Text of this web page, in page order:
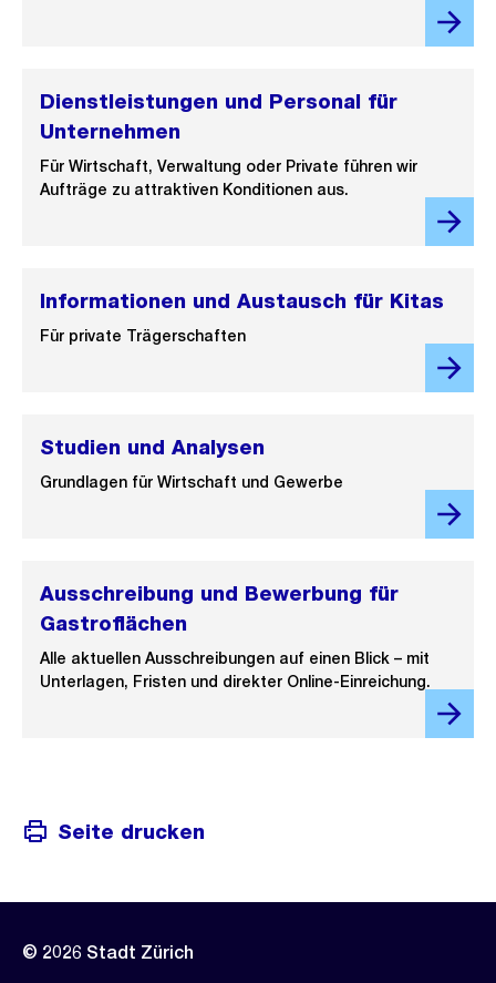
Dienstleistungen und Personal für
Unternehmen
Für Wirtschaft, Verwaltung oder Private führen wir
Aufträge zu attraktiven Konditionen aus.
Informationen und Austausch für Kitas
Für private Trägerschaften
Studien und Analysen
Grundlagen für Wirtschaft und Gewerbe
Ausschreibung und Bewerbung für
Gastroflächen
Alle aktuellen Ausschreibungen auf einen Blick – mit
Unterlagen, Fristen und direkter Online-Einreichung.
Seite drucken
© 2026 Stadt Zürich